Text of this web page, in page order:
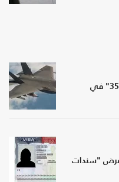
تحطم مقاتلة أمريكية من طراز "إف-35" في
تفرض "سندات